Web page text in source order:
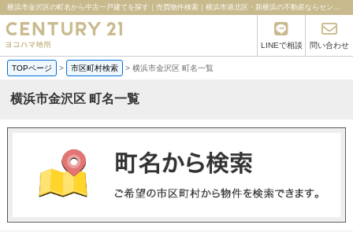
横浜市金沢区の町名から中古一戸建てを探す｜売買物件検索｜横浜市港北区・新横浜の不動産ならセンチュリー21ヨコハマ地所
LINEで相談 問い合わせ
TOPページ > 市区町村検索 > 横浜市金沢区 町名一覧
横浜市金沢区 町名一覧